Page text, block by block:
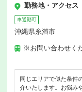
勤務地・アクセス
車通勤可
沖縄県糸満市
※お問い合わせく
同じエリアで似た条件
介いたします。お悩み